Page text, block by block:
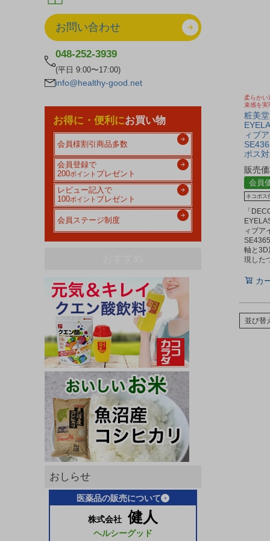
お問い合わせ
048-252-3939
(平日 9:00〜17:00)
info@healthy-good.net
お得に・便利にお買い物
会員様割引商品多数
会員登録で
200ポイント プレゼント
レビュー記入で
100ポイント プレゼント
会員ステージ制度
おしらせ
医薬品の販売について
株式会社 健人
ヘルシーグッド
柔らかい
束感を実
粧美
ィブ
ポス
販売
会員
ネコポス
「
ィブ
軸と3D
現した
カ
並び替